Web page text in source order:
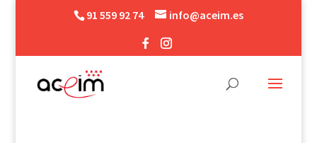
91 559 92 74 info@aceim.es